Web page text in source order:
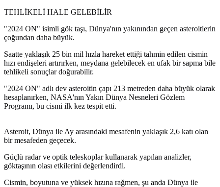
TEHLİKELİ HALE GELEBİLİR
"2024 ON" isimli gök taşı, Dünya'nın yakınından geçen asteroitlerin
çoğundan daha büyük.
Saatte yaklaşık 25 bin mil hızla hareket ettiği tahmin edilen cismin
hızı endişeleri artırırken, meydana gelebilecek en ufak bir sapma bile
tehlikeli sonuçlar doğurabilir.
"2024 ON" adlı dev asteroitin çapı 213 metreden daha büyük olarak
hesaplanırken, NASA'nın Yakın Dünya Nesneleri Gözlem
Programı, bu cismi ilk kez tespit etti.
Asteroit, Dünya ile Ay arasındaki mesafenin yaklaşık 2,6 katı olan
bir mesafeden geçecek.
Güçlü radar ve optik teleskoplar kullanarak yapılan analizler,
göktaşının olası etkilerini değerlendirdi.
Cismin, boyutuna ve yüksek hızına rağmen, şu anda Dünya ile